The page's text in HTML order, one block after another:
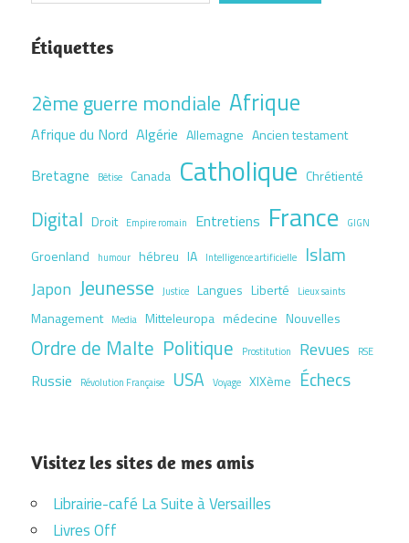
Étiquettes
2ème guerre mondiale Afrique
Afrique du Nord Algérie Allemagne Ancien testament
Bretagne Bêtise Canada Catholique Chrétienté
Digital Droit Empire romain Entretiens France GIGN
Groenland humour hébreu IA Intelligence artificielle Islam
Japon Jeunesse Justice Langues Liberté Lieux saints
Management Media Mitteleuropa médecine Nouvelles
Ordre de Malte Politique Prostitution Revues RSE
Russie Révolution Française USA Voyage XIXème Échecs
Visitez les sites de mes amis
Librairie-café La Suite à Versailles
Livres Off